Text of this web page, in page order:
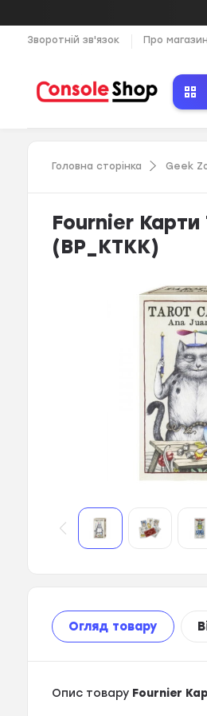
Зворотній зв'язок Про магазин
Головна сторінка Geek
Fournier
(ВР_КТКК)
Огляд товару
Опис товару Fournier